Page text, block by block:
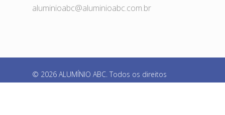
aluminioabc@aluminioabc.com.br
© 2026 ALUMÍNIO ABC. Todos os direitos
reservados